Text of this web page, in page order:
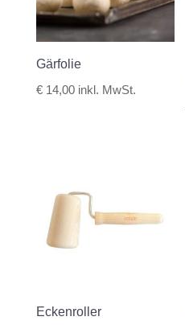
Gärfolie
€14,00 inkl. MwSt.
Eckenroller